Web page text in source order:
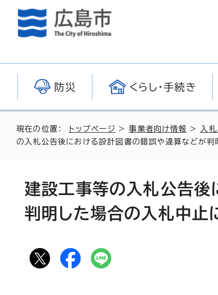
防災 くらし・手続き
現在の位置： トップページ >事業者向け情報 > 入札
の入札公告後における設計図書の錯誤や違算などが判
建設工事等の入札公告後
判明した場合の入札中止